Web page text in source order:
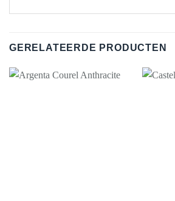
GERELATEERDE PRODUCTEN